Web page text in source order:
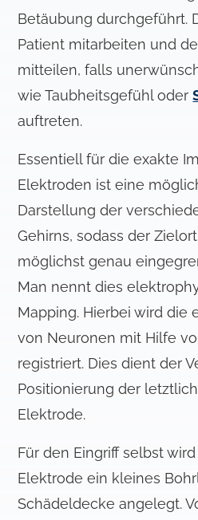
Betäubung durchgeführt.
Patient mitarbeiten und
mitteilen, falls
wie Taubheitsgefühl oder
auftreten.
Essentiell für die exakte
Elektroden ist eine
Darstellung der
Gehirns, sodass der
möglichst genau
Man nennt dies
Mapping. Hierbei wird die
von Neuronen mit Hilfe
registriert. Dies dient der
Positionierung der
Elektrode.
Für den Eingriff selbst
Elektrode ein kleines
Schädeldecke angelegt.